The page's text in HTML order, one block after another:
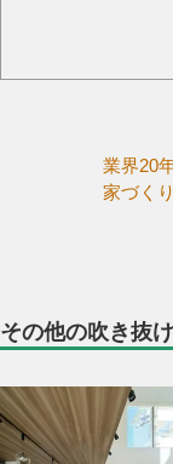
業界20
家づく
その他の吹き抜